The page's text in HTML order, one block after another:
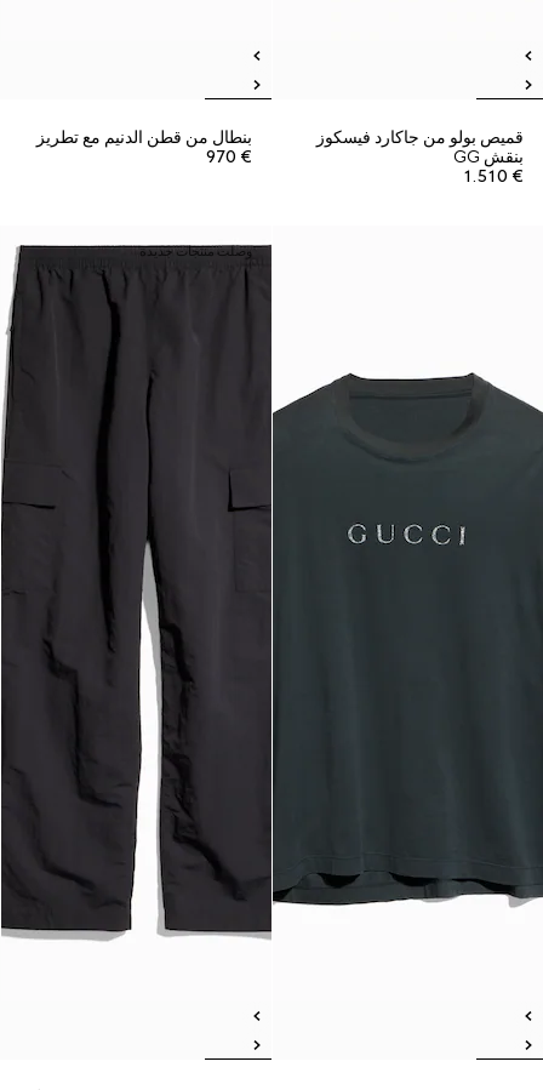
قميص بولو من جاكارد فيسكوز
بنقش GG
€ 1.510
بنطال من قطن الدنيم مع تطريز
€ 970
وصلت منتجات جديدة